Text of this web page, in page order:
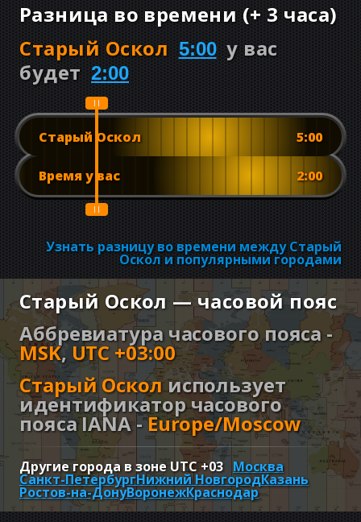
Разница во времени (+ 3 часа)
Старый Оскол 5:00 у вас
будет 2:00
Старый Оскол 5:00
Время у вас 2:00
Узнать разницу во времени между Старый
Оскол и популярными городами
Старый Оскол — часовой пояс
Аббревиатура часового пояса -
MSK, UTC +03:00
Старый Осколиспользует
идентификатор часового
пояса IANA -Europe/Moscow
Другие города в зоне UTC+03 Москва
Санкт-ПетербургНижний НовгородКазань
Ростов-на-ДонуВоронежКраснодар